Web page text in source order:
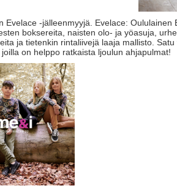
Evelace -jälleenmyyjä. Evelace:
boksereita, naisten olo- ja yöasuja,
ja tietenkin rintaliivejä laaja mallisto.
on helppo ratkaista ljoulun ahjapulmat!